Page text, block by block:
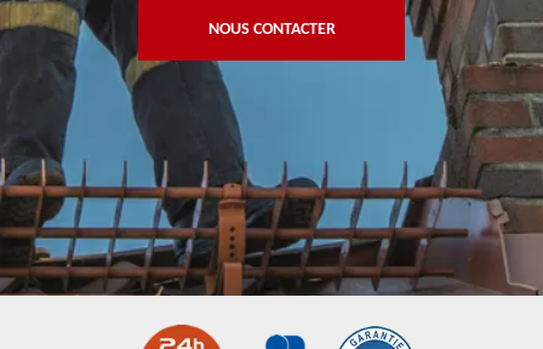
NOUS CONTACTER